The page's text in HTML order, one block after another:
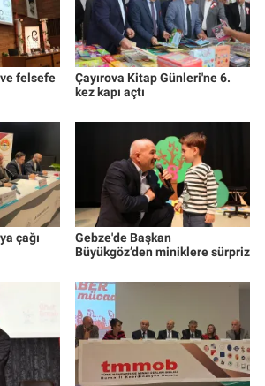
felsefe
Çayırova Kitap Günleri'ne 6.
kez kapı açtı
çağı
Gebze'de Başkan
Büyükgöz’den miniklere sürpriz